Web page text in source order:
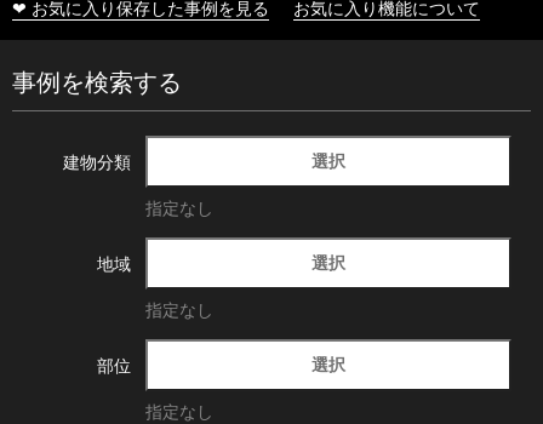
❤ お気に入り保存した事例を見る お気に入り機能について
事例を検索する
建物分類 選択
指定なし
地域 選択
指定なし
部位 選択
指定なし